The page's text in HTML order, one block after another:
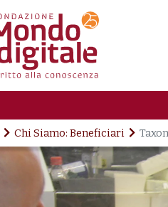
Chi Siamo: Beneficiari